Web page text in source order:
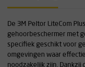
De 3M Peltor LiteCom
gehoorbeschermer met
specifiek geschikt voor
omgevingen waar
noodzakelijk zijn.